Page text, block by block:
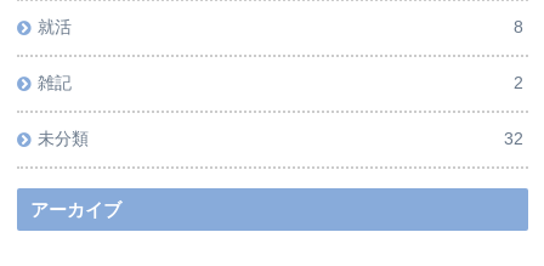
就活 8
雑記 2
未分類 32
アーカイブ